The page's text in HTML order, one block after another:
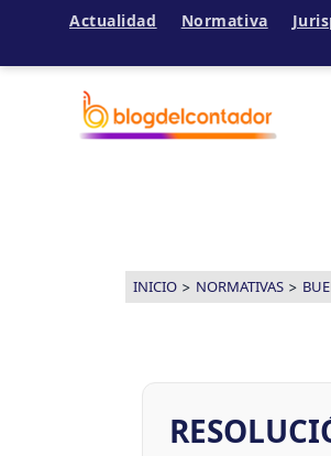
Actualidad Normativa
INICIO > NORMATIVAS >